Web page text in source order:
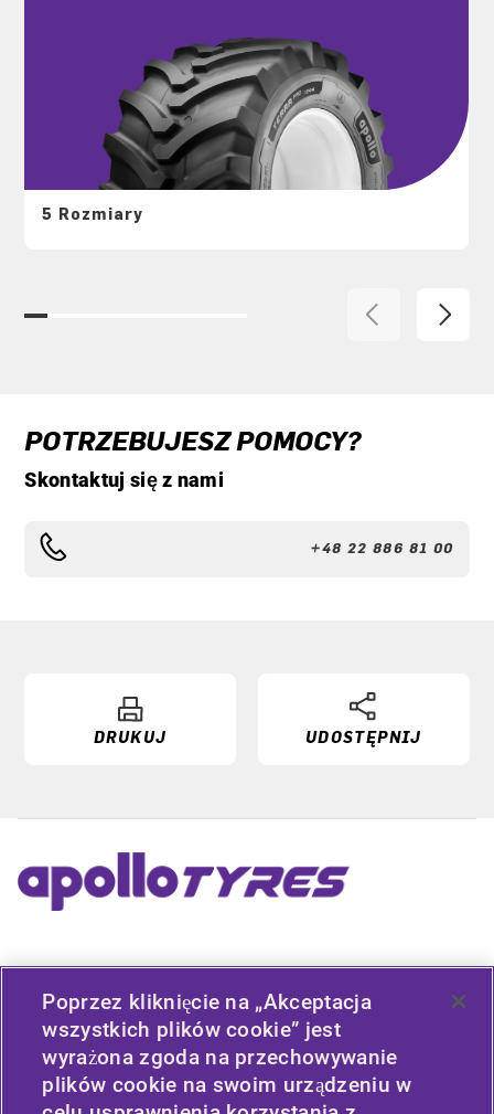
5 Rozmiary
POTRZEBUJESZ POMOCY?
Skontaktuj się z nami
+48 22 886 81 00
DRUKUJ UDOSTĘPNIJ
PRZYDATNE ŁĄCZA
TYP POJAZDU
ZASADY
Poprzez kliknięcie na „Akceptacja
wszystkich plików cookie” jest
wyrażona zgoda na przechowywanie
plików cookie na swoim urządzeniu w